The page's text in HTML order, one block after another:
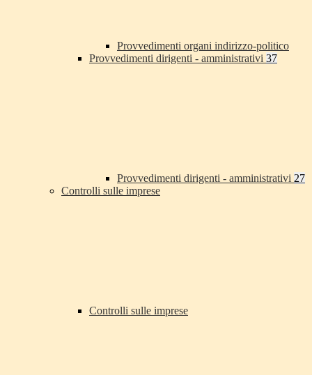
Provvedimenti organi indirizzo-politico
Provvedimenti dirigenti - amministrativi 37
Provvedimenti dirigenti - amministrativi 27
Controlli sulle imprese
Controlli sulle imprese